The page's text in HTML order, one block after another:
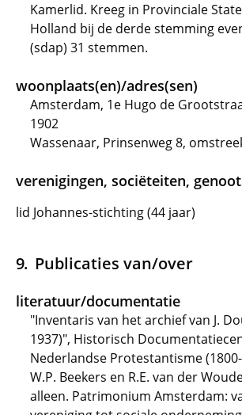
Kamerlid. Kreeg in Provinciale
Holland bij de derde stemming
(sdap) 31 stemmen.
woonplaats(en)/adres(sen)
Amsterdam, 1e Hugo de
1902
Wassenaar, Prinsenweg 8,
verenigingen, sociëteiten,
lid Johannes-stichting (44 jaar)
Publicaties van/over
literatuur/documentatie
"Inventaris van het archief van J.
1937)", Historisch
Nederlandse Protestantisme
W.P. Beekers en R.E. van der
alleen. Patrimonium Amsterdam: